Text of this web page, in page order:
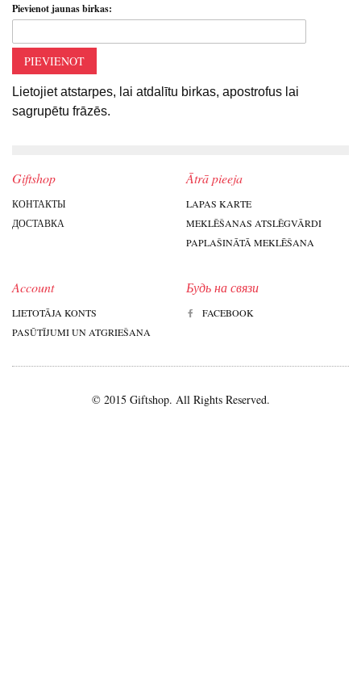
Pievienot jaunas birkas:
PIEVIENOT
Lietojiet atstarpes, lai atdalītu birkas, apostrofus lai
sagrupētu frāzēs.
Giftshop
КОНТАКТЫ
ДОСТАВКА
Ātrā pieeja
LAPAS KARTE
MEKLĒŠANAS ATSLĒGVĀRDI
PAPLAŠINĀTĀ MEKLĒŠANA
Account
LIETOTĀJA KONTS
PASŪTĪJUMI UN ATGRIEŠANA
Будь на связи
FACEBOOK
© 2015 Giftshop. All Rights Reserved.